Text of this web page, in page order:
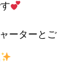
ーターとご